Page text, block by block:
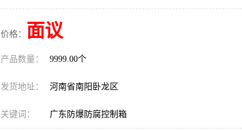
价格： 面议
产品数量： 9999.00个
发货地址： 河南省南阳卧龙区
关键词： 广东防爆防腐控制箱